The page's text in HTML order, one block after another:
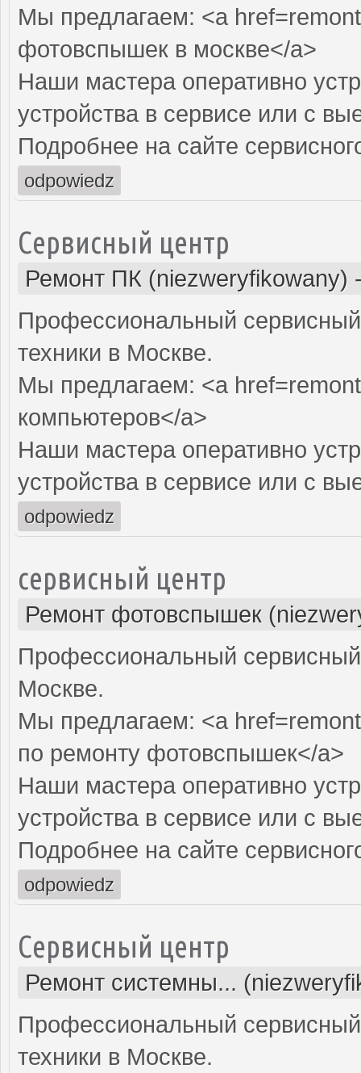
Мы предлагаем: <a
фотовспышек в москве</a>
Наши мастера оперативно
устройства в сервисе или с
Подробнее на сайте
odpowiedz
Сервисный центр
Ремонт ПК (niezweryfikowany)
Профессиональный
техники в Москве.
Мы предлагаем: <a
компьютеров</a>
Наши мастера оперативно
устройства в сервисе или с
odpowiedz
сервисный центр
Ремонт фотовспышек
Профессиональный
Москве.
Мы предлагаем: <a
по ремонту фотовспышек</a>
Наши мастера оперативно
устройства в сервисе или с
Подробнее на сайте
odpowiedz
Сервисный центр
Ремонт системны...
Профессиональный
техники в Москве.